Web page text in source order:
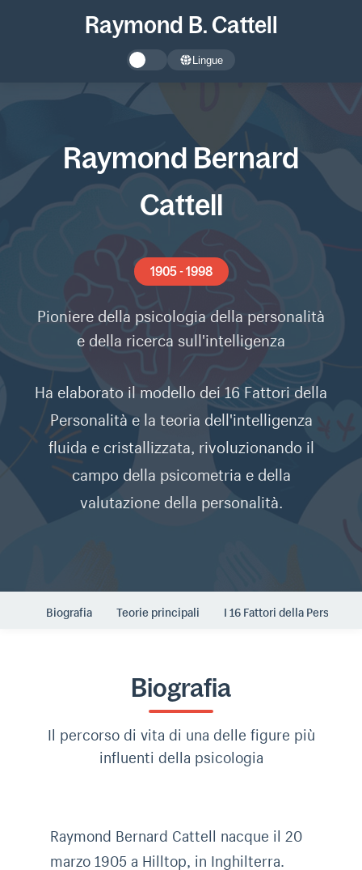
Raymond B. Cattell
Lingue
Raymond Bernard
Cattell
1905 - 1998
Pioniere della psicologia della personalità
e della ricerca sull'intelligenza
Ha elaborato il modello dei 16 Fattori della
Personalità e la teoria dell'intelligenza
fluida e cristallizzata, rivoluzionando il
campo della psicometria e della
valutazione della personalità.
Biografia Teorie principali I 16 Fattori della
Biografia
Il percorso di vita di una delle figure più
influenti della psicologia
Raymond Bernard Cattell nacque il 20
marzo 1905 a Hilltop, in Inghilterra.